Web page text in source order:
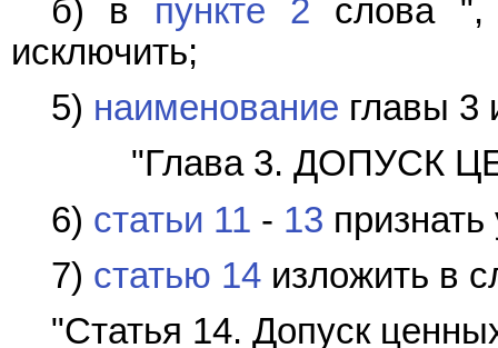
б) в пункте 2 слова ",
исключить;
5) наименование главы 3
"Глава 3. ДОПУСК
6) статьи 11 - 13
7) статью 14 изложить в
"Статья 14. Допуск